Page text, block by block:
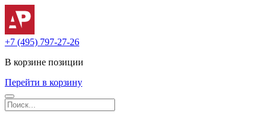
+7 (495) 797-27-26
В корзине позиции
Перейти в корзину